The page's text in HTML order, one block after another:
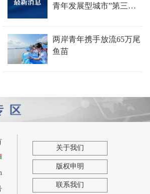
青年发展型城市”第三批
两岸青年携手放流65万尾
鱼苗
关于我们
版权申明
联系我们